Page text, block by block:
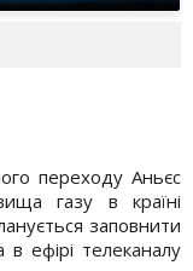
переходу Аньєс
газу в країні
заповнити
ефірі телеканалу